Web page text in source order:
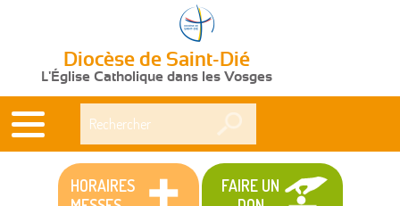
Diocèse de Saint-Dié
L'Église Catholique dans les Vosges
HORAIRES
FAIRE UN